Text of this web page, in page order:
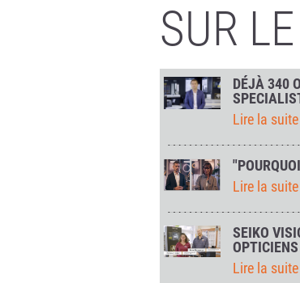
SUR
DÉJÀ 340
Lire la suite
Lire la suite
SEIKO
Lire la suite